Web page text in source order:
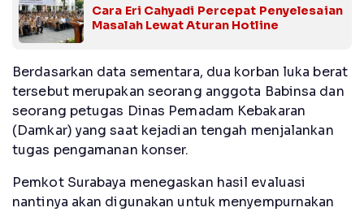
Cara Eri Cahyadi Percepat Penyelesaian
Masalah Lewat Aturan Hotline
Berdasarkan data sementara, dua korban luka berat
tersebut merupakan seorang anggota Babinsa dan
seorang petugas Dinas Pemadam Kebakaran
(Damkar) yang saat kejadian tengah menjalankan
tugas pengamanan konser.
Pemkot Surabaya menegaskan hasil evaluasi
nantinya akan digunakan untuk menyempurnakan